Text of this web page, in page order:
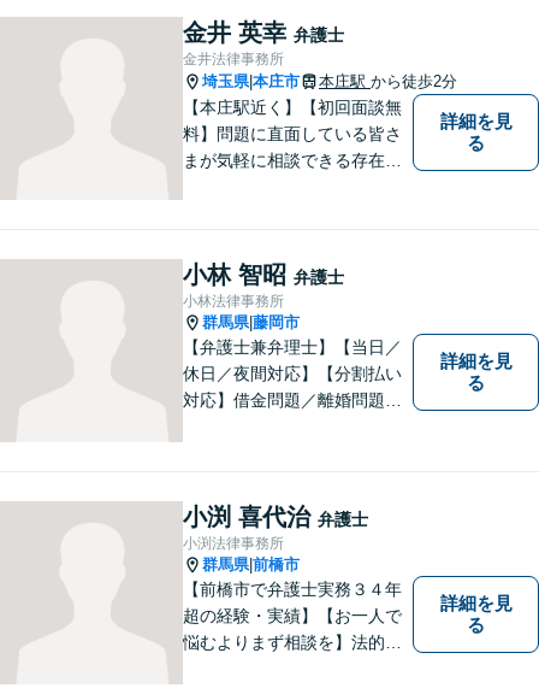
金井 英幸 弁護士
金井法律事務所
埼玉県|本庄市 本庄駅 から徒歩2分
【本庄駅近く】【初回面談無
料】問題に直面している皆さ
まが気軽に相談できる存在に
／休日対応可能】公平・公正
な立場から、事件の見通しを
正確に伝えます。お気軽にご
相談ください。
詳細を見
る
小林 智昭 弁護士
小林法律事務所
群馬県|藤岡市
【弁護士兼弁理士】【当日／
休日／夜間対応】【分割払い
対応】借金問題／離婚問題／
意匠登録など弁理士業務も、
幅広く対応。地域に根ざした
法律事務所／特許事務所を目
指しています。お気軽にご相
談ください。
詳細を見
る
小渕 喜代治 弁護士
小渕法律事務所
群馬県|前橋市
【前橋市で弁護士実務３４年
超の経験・実績】【お一人で
悩むよりまず相談を】法的ト
詳細を見
る